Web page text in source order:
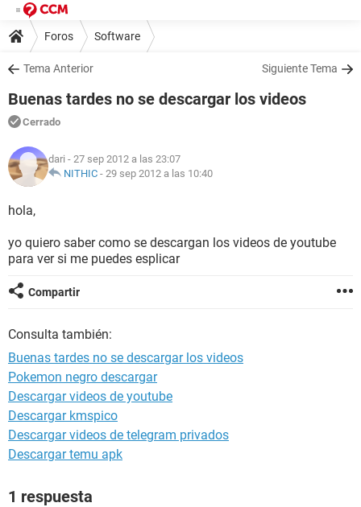
Foros Software
Tema Anterior Siguiente Tema
Buenas tardes no se descargar los videos
Cerrado
dari - 27 sep 2012 a las 23:07
NITHIC - 29 sep 2012 a las 10:40
hola,
yo quiero saber como se descargan los videos de youtube
para ver si me puedes esplicar
Compartir
Consulta también:
Buenas tardes no se descargar los videos
Pokemon negro descargar
Descargar videos de youtube
Descargar kmspico
Descargar videos de telegram privados
Descargar temu apk
1 respuesta